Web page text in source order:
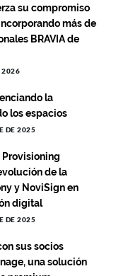
su compromiso
más de
BRAVIA de
2026
la
los espacios
DE 2025
Provisioning
de la
y NoviSign en
digital
DE 2025
sus socios
una solución